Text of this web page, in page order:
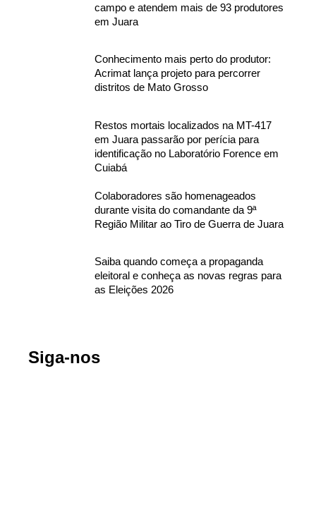
campo e atendem mais de 93 produtores
em Juara
Conhecimento mais perto do produtor:
Acrimat lança projeto para percorrer
distritos de Mato Grosso
Restos mortais localizados na MT-417
em Juara passarão por perícia para
identificação no Laboratório Forence em
Cuiabá
Colaboradores são homenageados
durante visita do comandante da 9ª
Região Militar ao Tiro de Guerra de Juara
Saiba quando começa a propaganda
eleitoral e conheça as novas regras para
as Eleições 2026
Siga-nos